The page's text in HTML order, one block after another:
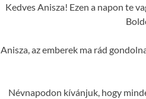
Kedves Anisza! Ezen a napon te
Anisza, az emberek ma rád
Névnapodon kívánjuk, hogy